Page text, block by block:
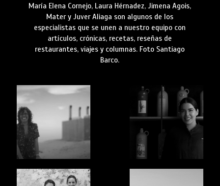
María Elena Cornejo, Laura Hérnadez, Jimena Agois,
Mater y Juver Aliaga son algunos de los
especialistas que se unen a nuestro equipo con
artículos, crónicas, recetas, reseñas de
restaurantes, viajes y columnas. Foto Santiago
Barco.